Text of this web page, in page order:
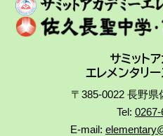
サミット
エレメンタリ
〒385-0022 長野
Tel:
E-mail: